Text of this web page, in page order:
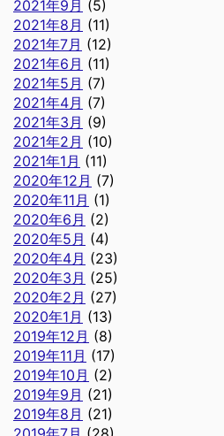
2021年9月 (5)
2021年8月 (11)
2021年7月 (12)
2021年6月 (11)
2021年5月 (7)
2021年4月 (7)
2021年3月 (9)
2021年2月 (10)
2021年1月 (11)
2020年12月 (7)
2020年11月 (1)
2020年6月 (2)
2020年5月 (4)
2020年4月 (23)
2020年3月 (25)
2020年2月 (27)
2020年1月 (13)
2019年12月 (8)
2019年11月 (17)
2019年10月 (2)
2019年9月 (21)
2019年8月 (21)